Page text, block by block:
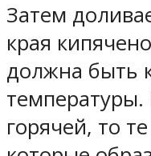
Затем
края
должна быть
температуры.
горячей, то